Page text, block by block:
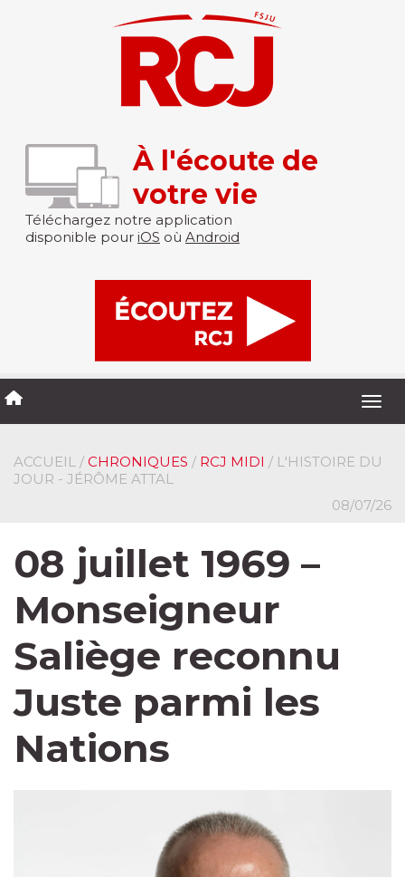
À l'écoute de
votre vie
Téléchargez notre application
disponible pour iOS où Android
ACCUEIL / CHRONIQUES / RCJ MIDI / L'HISTOIRE DU
JOUR - JÉRÔME ATTAL
08/07/26
08 juillet 1969 –
Monseigneur
Saliège reconnu
Juste parmi les
Nations